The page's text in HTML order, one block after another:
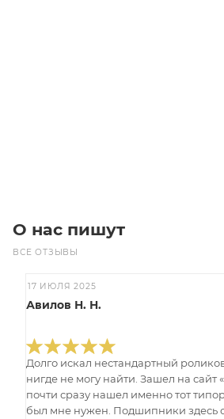
О нас пишут
ВСЕ ОТЗЫВЫ
17 ИЮЛЯ 2025
Авилов Н. Н.
Долго искал нестандартный
нигде не могу найти. Зашел на сайт
почти сразу нашел именно тот
был мне нужен. Подшипники здесь